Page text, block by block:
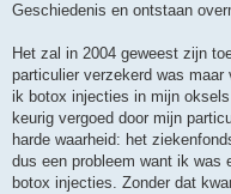
r
h
Geschiedenis en ontstaan
Het zal in 2004 geweest zijn
particulier verzekerd was
ik botox injecties in mijn
keurig vergoed door mijn
harde waarheid: het
dus een probleem want ik was
botox injecties. Zonder dat